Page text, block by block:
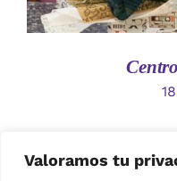
Valoramos tu